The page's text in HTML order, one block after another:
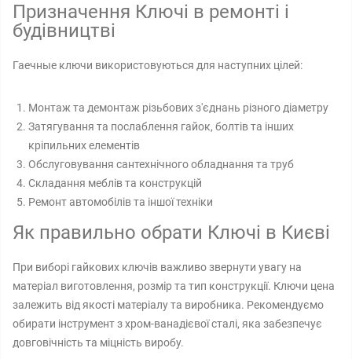
Призначення Ключі в ремонті і
будівництві
Гаечные ключи використовуються для наступних цілей:
Монтаж та демонтаж різьбових з'єднань різного діаметру
Затягування та послаблення гайок, болтів та інших
кріпильних елементів
Обслуговування сантехнічного обладнання та труб
Складання меблів та конструкцій
Ремонт автомобілів та іншої техніки
Як правильно обрати Ключі в Києві
При виборі гайкових ключів важливо звернути увагу на
матеріал виготовлення, розмір та тип конструкції. Ключи цена
залежить від якості матеріалу та виробника. Рекомендуємо
обирати інструмент з хром-ванадієвої сталі, яка забезпечує
довговічність та міцність виробу.